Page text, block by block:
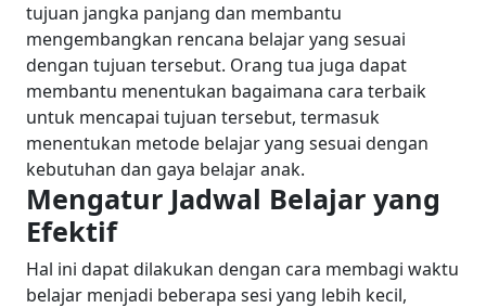
tujuan jangka panjang dan membantu
mengembangkan rencana belajar yang sesuai
dengan tujuan tersebut. Orang tua juga dapat
membantu menentukan bagaimana cara terbaik
untuk mencapai tujuan tersebut, termasuk
menentukan metode belajar yang sesuai dengan
kebutuhan dan gaya belajar anak.
Mengatur Jadwal Belajar yang
Efektif
Hal ini dapat dilakukan dengan cara membagi waktu
belajar menjadi beberapa sesi yang lebih kecil,